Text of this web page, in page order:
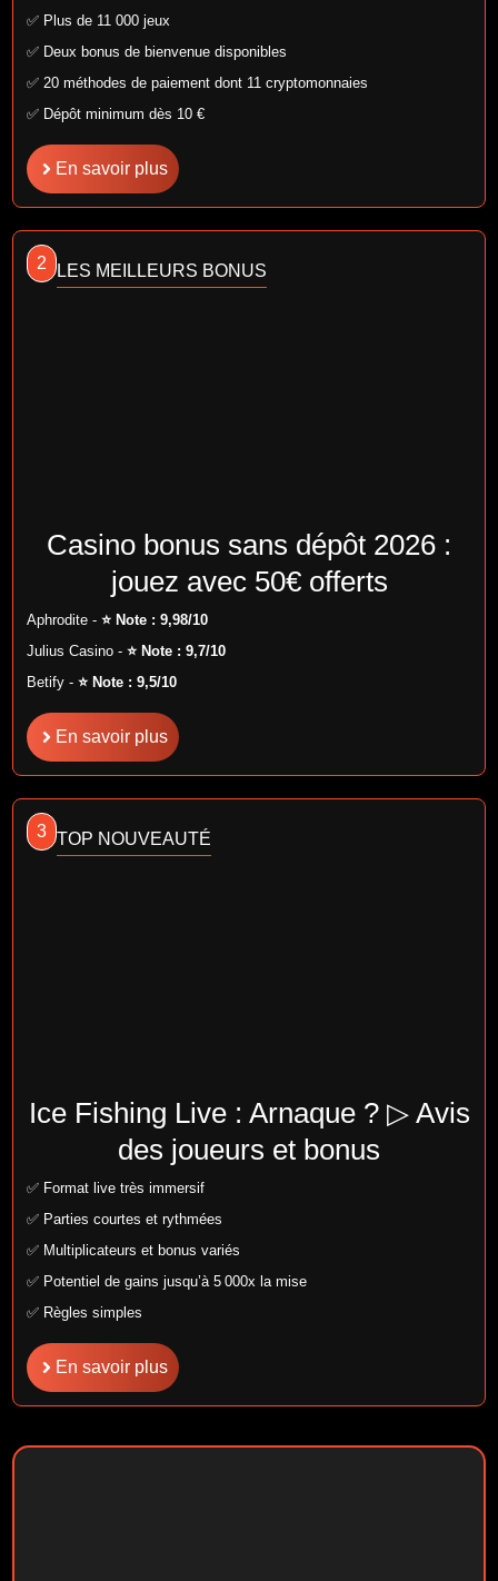
✅ Plus de 11 000 jeux
✅ Deux bonus de bienvenue disponibles
✅ 20 méthodes de paiement dont 11 cryptomonnaies
✅ Dépôt minimum dès 10 €
En savoir plus
2 LES MEILLEURS BONUS
Casino bonus sans dépôt 2026 :
jouez avec 50€ offerts
Aphrodite -⭐ Note : 9,98/10
Julius Casino -⭐ Note : 9,7/10
Betify -⭐ Note : 9,5/10
En savoir plus
3 TOP NOUVEAUTÉ
Ice Fishing Live : Arnaque ? ▷ Avis
des joueurs et bonus
✅ Format live très immersif
✅ Parties courtes et rythmées
✅ Multiplicateurs et bonus variés
✅ Potentiel de gains jusqu’à 5 000x la mise
✅ Règles simples
En savoir plus